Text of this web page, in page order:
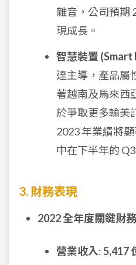
雜音，公司預期
現成長。
智慧裝置 (Smart
達主導，產品屬
著越南及馬來西
於爭取更多輸美
2023 年業績將
中在下半年的 Q3
3. 財務表現
2022 全年度關鍵財
營業收入:5,417